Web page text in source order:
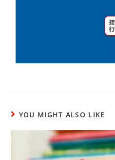
YOU MIGHT ALSO LIKE